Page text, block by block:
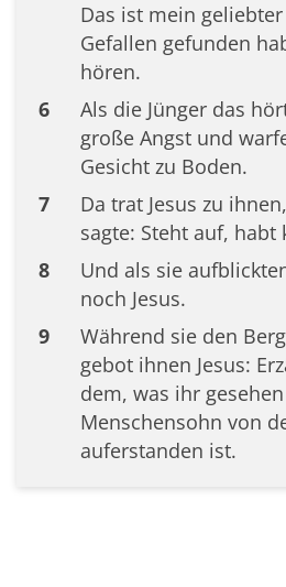
Das ist mein
Gefallen gefunden
hören.
6
Als die Jünger das
große Angst und
Gesicht zu Boden.
7
Da trat Jesus zu
sagte: Steht auf, habt
8
Und als sie
noch Jesus.
9
Während sie den
gebot ihnen Jesus:
dem, was ihr
Menschensohn von
auferstanden ist.